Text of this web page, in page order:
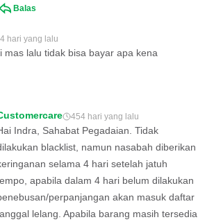
Balas
hari yang lalu
mas lalu tidak bisa bayar apa kena
454 hari yang lalu
Indra, Sahabat Pegadaian. Tidak
blacklist, namun nasabah diberikan
selama 4 hari setelah jatuh
apabila dalam 4 hari belum dilakukan
perpanjangan akan masuk daftar
lelang. Apabila barang masih tersedia